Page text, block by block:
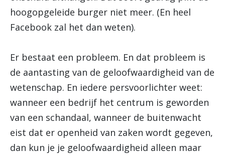
hoogopgeleide burger niet meer. (En heel
Facebook zal het dan weten).
Er bestaat een probleem. En dat probleem is
de aantasting van de geloofwaardigheid van de
wetenschap. En iedere persvoorlichter weet:
wanneer een bedrijf het centrum is geworden
van een schandaal, wanneer de buitenwacht
eist dat er openheid van zaken wordt gegeven,
dan kun je je geloofwaardigheid alleen maar